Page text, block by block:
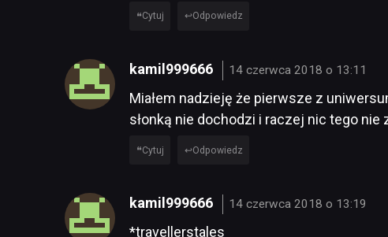
Cytuj Odpowiedz
kamil999666 14 czerwca 2018 o 13:11
Miałem nadzieję że pierwsze z
słonką nie dochodzi i raczej nic tego nie
Cytuj Odpowiedz
kamil999666 14 czerwca 2018 o 13:19
*travellerstales